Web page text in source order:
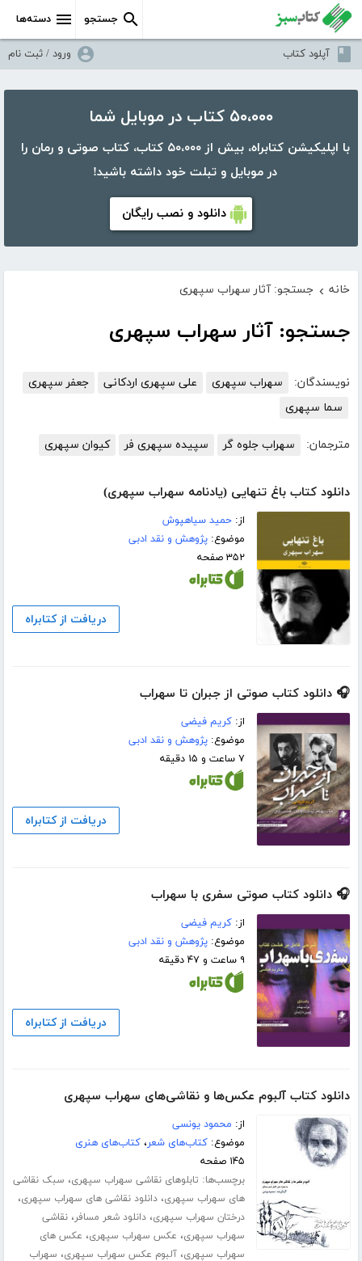
دسته‌ها جستجو
آپلود کتاب ورود / ثبت نام
۵۰،۰۰۰ کتاب در موبایل شما
با اپلیکیشن کتابراه، بیش از ۵۰،۰۰۰ کتاب، کتاب صوتی و رمان را
در موبایل و تبلت خود داشته باشید!
دانلود و نصب رایگان
خانه › جستجو: آثار سهراب سپهری
جستجو: آثار سهراب سپهری
نویسندگان: سهراب سپهری علی سپهری اردکانی
جعفر سپهری
سما سپهری
مترجمان: سهراب جلوه گر سپیده سپهری فر کیوان سپهری
دانلود کتاب باغ تنهایی (یادنامه سهراب سپهری)
از:حمید سیاهپوش
موضوع:پژوهش و نقد ادبی
۳۵۲ صفحه
دریافت از کتابراه
🎧 دانلود کتاب صوتی از جبران تا سهراب
از:کریم فیضی
موضوع:پژوهش و نقد ادبی
۷ ساعت و ۱۵ دقیقه
دریافت از کتابراه
🎧 دانلود کتاب صوتی سفری با سهراب
از:کریم فیضی
موضوع:پژوهش و نقد ادبی
۹ ساعت و ۴۷ دقیقه
دریافت از کتابراه
دانلود کتاب آلبوم عکس‌ها و نقاشی‌های سهراب سپهری
از: محمود یونسی
موضوع:کتاب‌های شعر،کتاب‌های هنری
۱۴۵ صفحه
برچسب‌ها: تابلوهای نقاشی سهراب سپهری، سبک نقاشی
های سهراب سپهری،دانلود نقاشی های سهراب سپهری،
درختان سهراب سپهری،دانلود شعر مسافر،نقاشی
سهراب سپهری، عکس سهراب سپهری، عکس های
سهراب سپهری،آلبوم عکس سهراب سپهری، سهراب